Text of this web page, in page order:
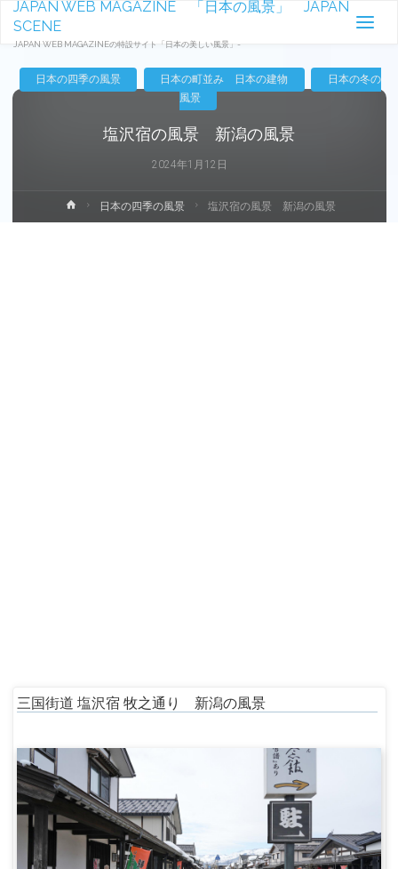
JAPAN WEB MAGAZINE 「日本の風景」 JAPAN
SCENE
JAPAN WEB MAGAZINEの特設サイト「日本の美しい風景」-
塩沢宿の風景 新潟の風景
2024年1月12日
日本の四季の風景 日本の町並み 日本の建物
日本の冬の
風景
ホ
ー
日本の四季の風景 塩沢宿の風景 新潟の風景
三国街道 塩沢宿 牧之通り 新潟の風景